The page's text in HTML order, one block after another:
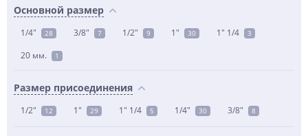
Основной размер
1/4" 28 3/8" 7 1/2" 9 1" 30 1" 1/4 3
20 мм. 1
Размер присоединения
1/2" 12 1" 29 1" 1/4 5 1/4" 30 3/8" 8